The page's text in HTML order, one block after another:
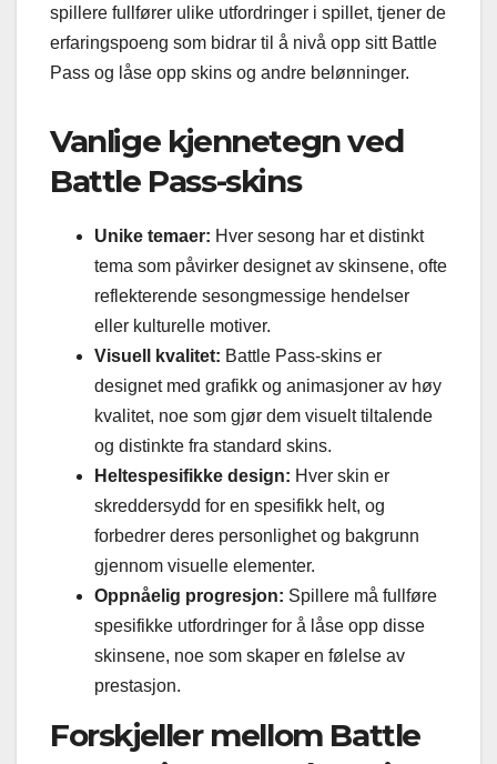
spillere fullfører ulike utfordringer i spillet, tjener de
erfaringspoeng som bidrar til å nivå opp sitt Battle
Pass og låse opp skins og andre belønninger.
Vanlige kjennetegn ved
Battle Pass-skins
Unike temaer: Hver sesong har et distinkt
tema som påvirker designet av skinsene, ofte
reflekterende sesongmessige hendelser
eller kulturelle motiver.
Visuell kvalitet: Battle Pass-skins er
designet med grafikk og animasjoner av høy
kvalitet, noe som gjør dem visuelt tiltalende
og distinkte fra standard skins.
Heltespesifikke design: Hver skin er
skreddersydd for en spesifikk helt, og
forbedrer deres personlighet og bakgrunn
gjennom visuelle elementer.
Oppnåelig progresjon: Spillere må fullføre
spesifikke utfordringer for å låse opp disse
skinsene, noe som skaper en følelse av
prestasjon.
Forskjeller mellom Battle